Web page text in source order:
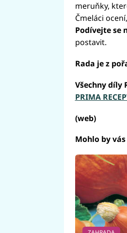
meruňky,
Čmeláci
Podívejte se
postavit.
Rada je z
Všechny díly
PRIMA
(web)
Mohlo by